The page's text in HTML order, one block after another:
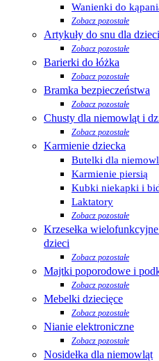
Wanienki do
Zobacz pozostałe
Artykuły do snu dla dzieci
Zobacz pozostałe
Barierki do łóżka
Zobacz pozostałe
Bramka bezpieczeństwa
Zobacz pozostałe
Chusty dla niemowląt i
Zobacz pozostałe
Karmienie dziecka
Butelki dla
Karmienie piersią
Kubki niekapki i
Laktatory
Zobacz pozostałe
Krzesełka
dzieci
Zobacz pozostałe
Majtki poporodowe i
Zobacz pozostałe
Mebelki dziecięce
Zobacz pozostałe
Nianie elektroniczne
Zobacz pozostałe
Nosidełka dla niemowląt